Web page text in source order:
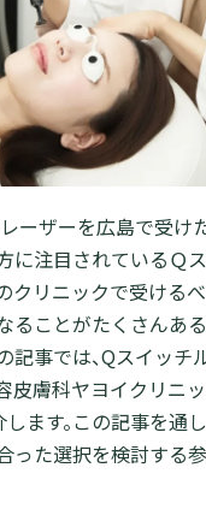
ーザーを広島で受け
に注目されているＱ
クリニックで受ける
ることがたくさんあ
記事では、Qスイッ
皮膚科ヤヨイクリニッ
ます。この記事を通
った選択を検討する